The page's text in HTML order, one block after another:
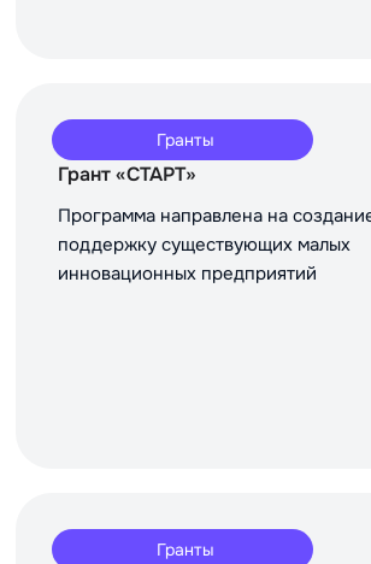
Гранты
Грант «СТАРТ»
Программа направлена на
поддержку существующих малых
инновационных предприятий
Гранты